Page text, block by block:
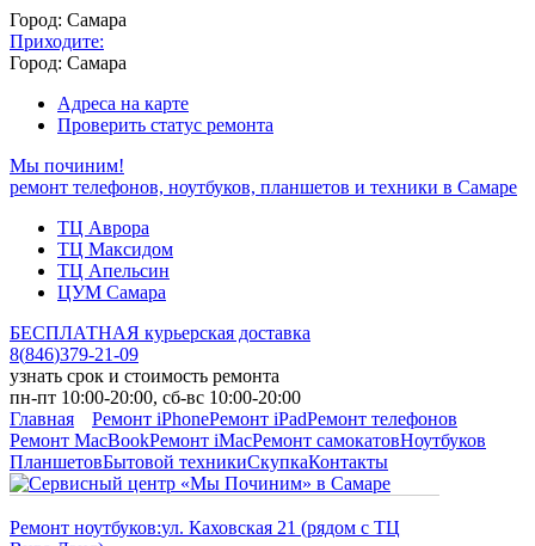
Город: Самара
Приходите:
Город: Самара
Адреса на карте
Проверить статус ремонта
Мы починим!
ремонт телефонов, ноутбуков, планшетов и техники в Самаре
ТЦ Аврора
ТЦ Максидом
ТЦ Апельсин
ЦУМ Самара
БЕСПЛАТНАЯ курьерская доставка
8(846)379-21-09
узнать срок и стоимость ремонта
пн-пт 10:00-20:00, сб-вс 10:00-20:00
Главная
Ремонт iPhoneРемонт iPadРемонт телефонов
Ремонт MacBookРемонт iMacРемонт самокатовНоутбуков
ПланшетовБытовой техникиСкупкаКонтакты
Ремонт ноутбуков:ул. Каховская 21 (рядом с ТЦ